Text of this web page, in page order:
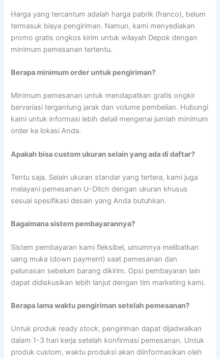
Harga yang tercantum adalah harga pabrik (franco), belum
termasuk biaya pengiriman. Namun, kami menyediakan
promo gratis ongkos kirim untuk wilayah Depok dengan
minimum pemesanan tertentu.
Berapa minimum order untuk pengiriman?
Minimum pemesanan untuk mendapatkan gratis ongkir
bervariasi tergantung jarak dan volume pembelian. Hubungi
kami untuk informasi lebih detail mengenai jumlah minimum
order ke lokasi Anda.
Apakah bisa custom ukuran selain yang ada di daftar?
Tentu saja. Selain ukuran standar yang tertera, kami juga
melayani pemesanan U-Ditch dengan ukuran khusus
sesuai spesifikasi desain yang Anda butuhkan.
Bagaimana sistem pembayarannya?
Sistem pembayaran kami fleksibel, umumnya melibatkan
uang muka (down payment) saat pemesanan dan
pelunasan sebelum barang dikirim. Opsi pembayaran lain
dapat didiskusikan lebih lanjut dengan tim marketing kami.
Berapa lama waktu pengiriman setelah pemesanan?
Untuk produkready stock, pengiriman dapat dijadwalkan
dalam 1-3 hari kerja setelah konfirmasi pemesanan. Untuk
produk custom, waktu produksi akan diinformasikan oleh